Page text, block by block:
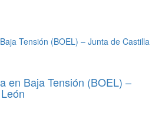
Tensión (BOEL) – Junta de Castilla
en Baja Tensión (BOEL) –